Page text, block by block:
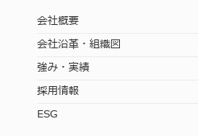
会社概要
会社沿革・組織図
強み・実績
採用情報
ESG